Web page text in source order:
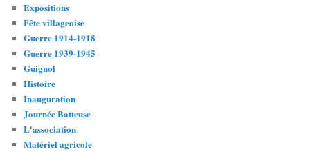
Expositions
Fête villageoise
Guerre 1914-1918
Guerre 1939-1945
Guignol
Histoire
Inauguration
Journée Batteuse
L'association
Matériel agricole